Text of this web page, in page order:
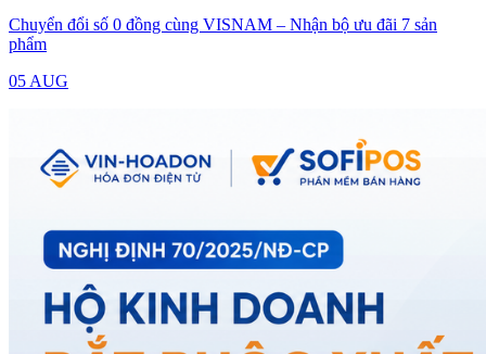
Chuyển đổi số 0 đồng cùng VISNAM – Nhận bộ ưu đãi 7 sản
phẩm
05 AUG